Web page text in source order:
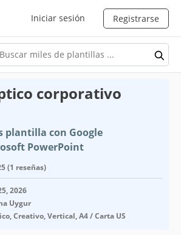
Iniciar sesión Registrarse
corporativo
plantilla con Google
PowerPoint
(1 reseñas)
2026
Uygur
Creativo, Vertical, A4 / Carta US